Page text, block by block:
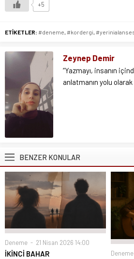
+5
ETİKETLER: #deneme, #kordergi,
Zeynep Demir
“Yazmayı, insanın
anlatmanın yolu
BENZER KONULAR
Deneme 21 Nisan 2026 14:00
İKİNCİ BAHAR Deneme